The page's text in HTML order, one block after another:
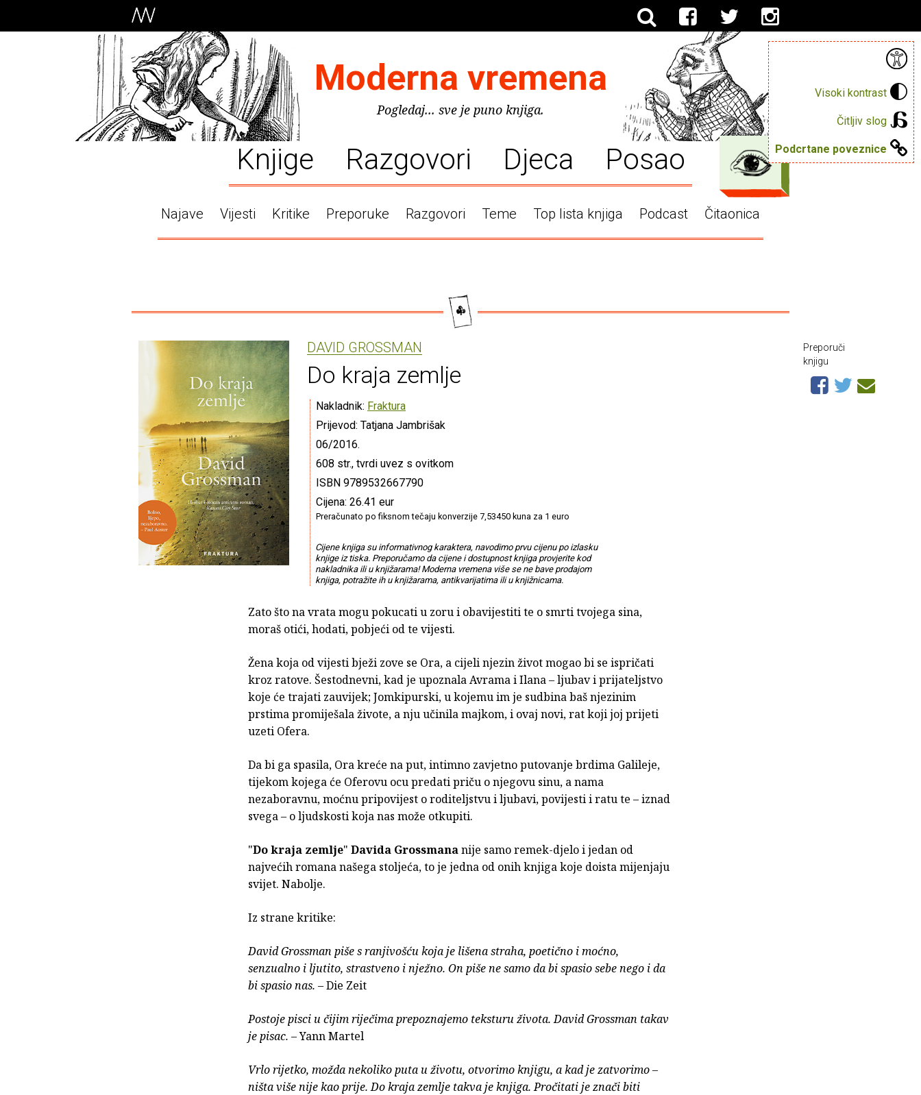
Visoki kontrast
Čitljiv slog
Podcrtane poveznice
Moderna vremena
Pogledaj... sve je puno knjiga.
Knjige Razgovori Djeca Posao
Najave Vijesti Kritike Preporuke Razgovori Teme Top lista knjiga Podcast Čitaonica
DAVID GROSSMAN
Do kraja zemlje
Nakladnik: Fraktura
Prijevod: Tatjana Jambrišak
06/2016.
608 str., tvrdi uvez s ovitkom
ISBN 9789532667790
Cijena: 26.41 eur
Preračunato po fiksnom tečaju konverzije 7,53450 kuna za 1 euro
Cijene knjiga su informativnog karaktera, navodimo prvu cijenu po izlasku
knjige iz tiska. Preporučamo da cijene i dostupnost knjiga provjerite kod
nakladnika ili u knjižarama! Moderna vremena više se ne bave prodajom
knjiga, potražite ih u knjižarama, antikvarijatima ili u knjižnicama.
Zato što na vrata mogu pokucati u zoru i obavijestiti te o smrti tvojega sina,
moraš otići, hodati, pobjeći od te vijesti.
Žena koja od vijesti bježi zove se Ora, a cijeli njezin život mogao bi se ispričati
kroz ratove. Šestodnevni, kad je upoznala Avrama i Ilana – ljubav i prijateljstvo
koje će trajati zauvijek; Jomkipurski, u kojemu im je sudbina baš njezinim
prstima promiješala živote, a nju učinila majkom, i ovaj novi, rat koji joj prijeti
uzeti Ofera.
Da bi ga spasila, Ora kreće na put, intimno zavjetno putovanje brdima Galileje,
tijekom kojega će Oferovu ocu predati priču o njegovu sinu, a nama
nezaboravnu, moćnu pripovijest o roditeljstvu i ljubavi, povijesti i ratu te – iznad
svega – o ljudskosti koja nas može otkupiti.
"Do kraja zemlje" Davida Grossmananije samo remek-djelo i jedan od
najvećih romana našega stoljeća, to je jedna od onih knjiga koje doista mijenjaju
svijet. Nabolje.
Iz strane kritike:
David Grossman piše s ranjivošću koja je lišena straha, poetično i moćno,
senzualno i ljutito, strastveno i nježno. On piše ne samo da bi spasio sebe nego i da
bi spasio nas. – Die Zeit
Postoje pisci u čijim riječima prepoznajemo teksturu života. David Grossman takav
je pisac. – Yann Martel
Vrlo rijetko, možda nekoliko puta u životu, otvorimo knjigu, a kad je zatvorimo –
ništa više nije kao prije. Do kraja zemlje takva je knjiga. Pročitati je znači biti
Preporuči
knjigu